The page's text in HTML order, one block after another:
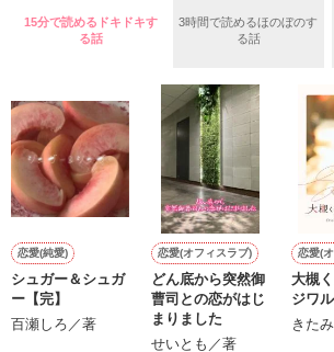
＊以前、公開していた話の改稿版です＊
作品を読む
いた。
守と由羅から『便利屋雛子』と馬鹿にされ
た上、同居まで提案してきて──？
鷹哉『宜しくな、俺の雛子』🦅
雛子『俺の……ひぃ、雛子？！！！』🐥
シゴデキで冷徹な上司が見せる素顔は、な
て……🐥💓🦅
※表紙も作中使用の画像も全てフリー素材
※執筆期間2026.6.3〜7.20完結です。
※他サイトさんにて恋愛トレンド1位でした
で頂けると嬉しいです。
15分で読めるドキドキす
る話
3時間で読めるほのぼのす
る話
恋愛(純愛)
シュガー＆シュガ
ー【完】
百瀬しろ／著
恋愛(オフィスラブ)
どん底から突然御
曹司との恋がはじ
まりました
せいとも／著
恋愛(
大槻
ジワル
きた